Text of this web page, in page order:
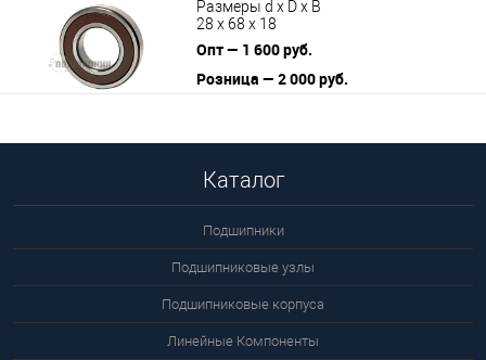
Размеры d x D x B
28 x 68 x 18
Опт — 1 600 руб.
Розница — 2 000 руб.
Каталог
Подшипники
Подшипниковые узлы
Подшипниковые корпуса
Линейные Компоненты